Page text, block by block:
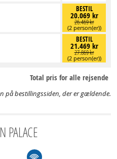
BESTIL
20.069 kr
26.469 kr
(2 person(er))
BESTIL
21.469 kr
27.869 kr
(2 person(er))
Total pris for alle rejsende
på bestillingssiden, der er gældende.
PALACE